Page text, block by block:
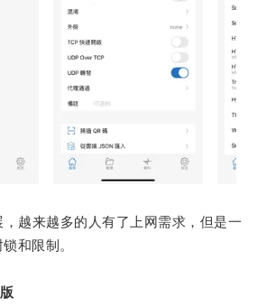
来越多的人有了上网需求，但是一
和限制。